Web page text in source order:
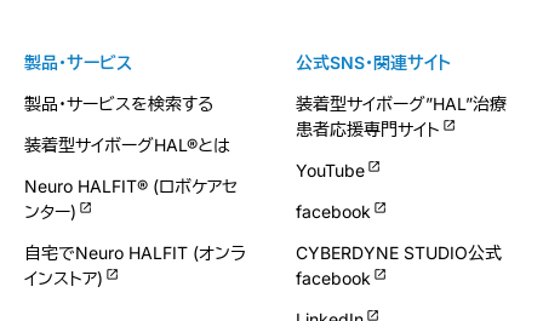
製品・サービス
製品・サービスを検索する
装着型サイボーグHAL®とは
Neuro HALFIT® (ロボケアセ
ンター)
自宅でNeuro HALFIT (オンラ
インストア)
公式SNS・関連サイト
装着型サイボーグ”HAL”治療
患者応援専門サイト
YouTube
facebook
CYBERDYNE STUDIO公式
facebook